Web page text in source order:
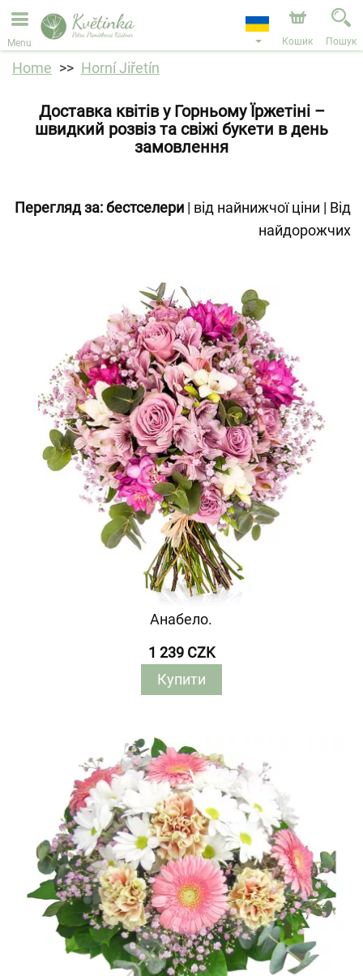
Ми приймаємо замовлення через наш інтернет-
магазин. Найближча можлива дата доставки —
11.08.2026 у зв’язку з відпусткою.
Menu Кошик Пошук
Home Horní Jiřetín
Доставка квітів у Горньому Їржетіні –
швидкий розвіз та свіжі букети в день
замовлення
Перегляд за:бестселери | від найнижчої ціни | Від
найдорожчих
Анабело.
1 239 CZK
Купити